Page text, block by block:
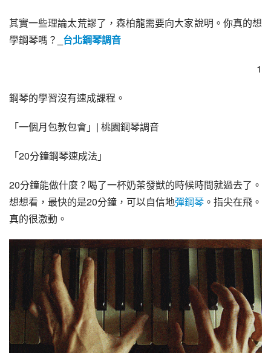
其實一些理論太荒謬了，森柏龍需要向大家說明。你真的想
學鋼琴嗎？
台北鋼琴調音
1
鋼琴的學習沒有速成課程。
「一個月包教包會」| 桃園鋼琴調音
「20分鐘鋼琴速成法」
20分鐘能做什麼？喝了一杯奶茶發獃的時候時間就過去了。
想想看，最快的是20分鐘，可以自信地彈鋼琴 。指尖在飛。
真的很激動。